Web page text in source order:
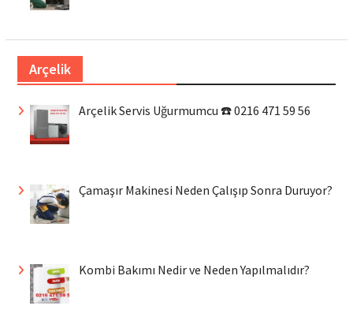
Arçelik
Arçelik Servis Uğurmumcu ☎️ 0216 471 59 56
Çamaşır Makinesi Neden Çalışıp Sonra Duruyor?
Kombi Bakımı Nedir ve Neden Yapılmalıdır?